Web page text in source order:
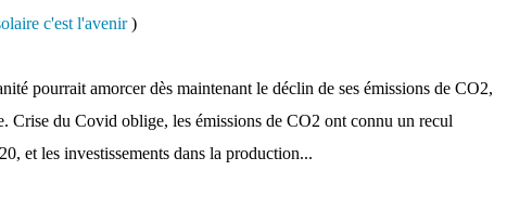
c'est l'avenir)
pourrait amorcer dès maintenant le déclin de ses émissions de CO2,
Crise du Covid oblige, les émissions de CO2 ont connu un recul
et les investissements dans la production...